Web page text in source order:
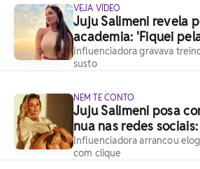
VEJA VÍDEO
Juju Salimeni revela
academia: 'Fiquei
Influenciadora gravava
susto
NEM TE CONTO
Juju Salimeni posa
nua nas redes
Influenciadora arrancou
com clique